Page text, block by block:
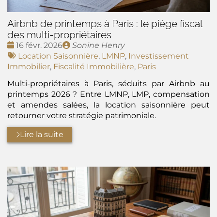
Airbnb de printemps à Paris : le piège fiscal
des multi-propriétaires
Date
:
16 févr. 2026
Publié
par
Sonine Henry
Tags
:
Location Saisonnière, LMNP, Investissement
Immobilier, Fiscalité Immobilière, Paris
Multi-propriétaires à Paris, séduits par Airbnb au
printemps 2026 ? Entre LMNP, LMP, compensation
et amendes salées, la location saisonnière peut
retourner votre stratégie patrimoniale.
Lire la suite